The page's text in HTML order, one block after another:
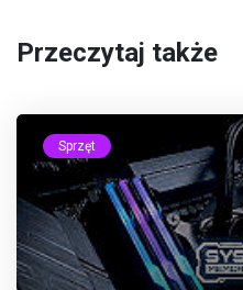
Przeczytaj także
Sprzęt